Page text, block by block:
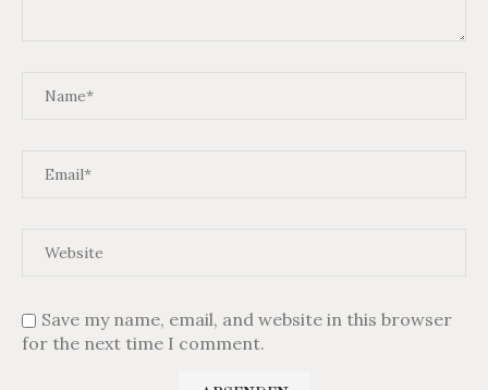
Save my name, email, and website in this browser
for the next time I comment.